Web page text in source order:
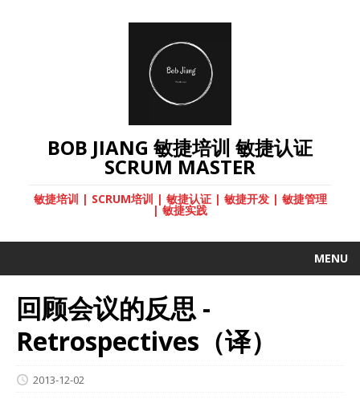
BOB JIANG 敏捷培训 敏捷认证
SCRUM MASTER
敏捷培训 | SCRUM培训 | 敏捷认证 | 敏捷开发 | 敏捷管理
| 敏捷实践
MENU
回顾会议的反思 -
Retrospectives（译）
2013-12-02